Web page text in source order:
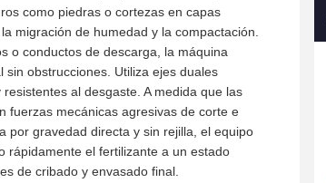
como piedras o cortezas en capas
migración de humedad y la compactación.
o conductos de descarga, la máquina
obstrucciones. Utiliza ejes duales
al desgaste. A medida que las
fuerzas mecánicas agresivas de corte e
por gravedad directa y sin rejilla, el equipo
rápidamente el fertilizante a un estado
de cribado y envasado final.